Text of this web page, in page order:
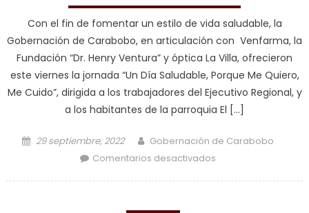
Con el fin de fomentar un estilo de vida saludable, la
Gobernación de Carabobo, en articulación con Venfarma, la
Fundación “Dr. Henry Ventura” y óptica La Villa, ofrecieron
este viernes la jornada “Un Día Saludable, Porque Me Quiero,
Me Cuido”, dirigida a los trabajadores del Ejecutivo Regional, y
a los habitantes de la parroquia El […]
Posted on
29 septiembre, 2022 Author
Gobernación de Carabobo
Comentarios desactivados